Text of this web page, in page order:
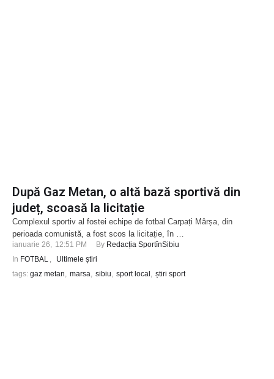
După Gaz Metan, o altă bază sportivă din
județ, scoasă la licitație
Complexul sportiv al fostei echipe de fotbal Carpați Mârșa, din
perioada comunistă, a fost scos la licitație, în …
ianuarie 26, 12:51 PM By Redacția SportînSibiu
In FOTBAL ,
Ultimele știri
tags: gaz metan, marsa, sibiu, sport local , știri sport